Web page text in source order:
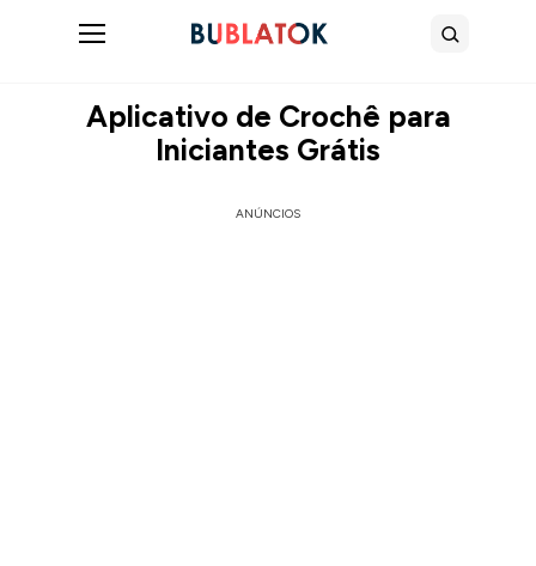
Buscar
Aplicativo de Crochê para
Iniciantes Grátis
ANÚNCIOS